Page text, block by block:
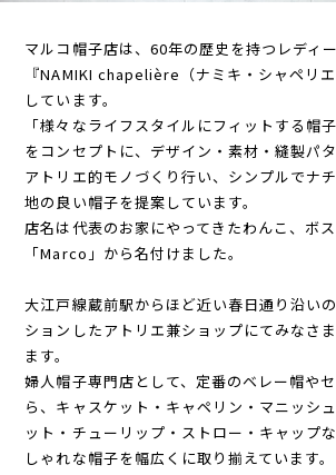
マルコ帽子店は、60年の歴史を持つレディ
『NAMIKI chapelière（ナミキ・シャペリ
しています。
「様々なライフスタイルにフィットする帽
をコンセプトに、デザイン・素材・縫製パ
アトリエ的モノづくり行い、シンプルでナ
地の良い帽子を提案しています。
店名は代表のお家にやってきたわんこ、ボ
「Marco」から名付けました。
大江戸線蔵前駅からほど近い春日通り沿い
ションしたアトリエ兼ショップにてみなさ
ます。
婦人帽子専門店として、定番のベレー帽や
ら、キャスケット・キャペリン・マニッシ
ット・チューリップ・ストロー・キャップ
しゃれな帽子を幅広くに取り揃えています。